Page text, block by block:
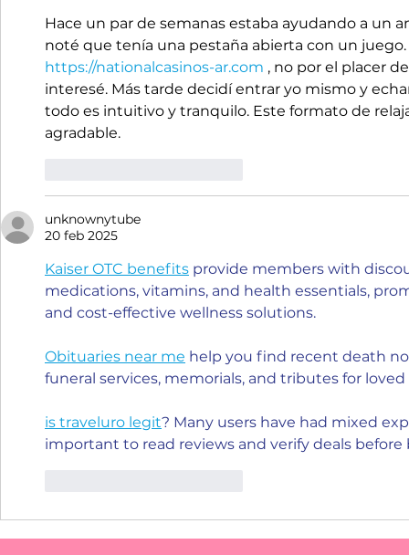
Hace un par de semanas estaba ayudando a un
noté que tenía una pestaña abierta con un
https://nationalcasinos-ar.com , no por el placer
interesé. Más tarde decidí entrar yo mismo y
todo es intuitivo y tranquilo. Este formato de
agradable.
unknownytube
20 feb 2025
Kaiser OTC benefits provide members with
medications, vitamins, and health essentials,
and cost-effective wellness solutions.
Obituaries near me help you find recent death
funeral services, memorials, and tributes for loved
is traveluro legit? Many users have had mixed
important to read reviews and verify deals before